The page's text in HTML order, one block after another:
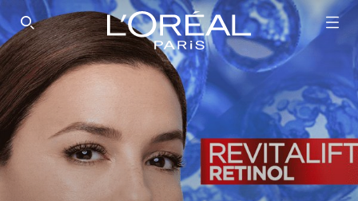
SEARCH THIS SITE